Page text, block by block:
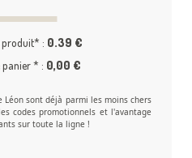
produit* : 0.39 €
panier * : 0,00 €
Léon sont déjà parmi les moins chers
codes promotionnels et l'avantage
sur toute la ligne !